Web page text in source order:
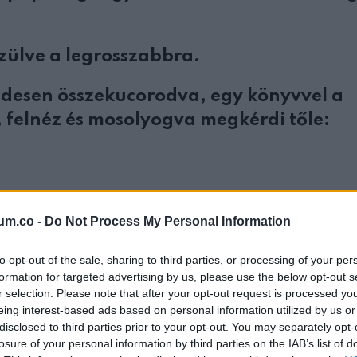
- Do Not Process My Personal Information
opt-out of the sale, sharing to third parties, or processing of your
for targeted advertising by us, please use the below opt-out
selection. Please note that after your opt-out request is processed
interest-based ads based on personal information utilized by us
to third parties prior to your opt-out. You may separately
of your personal information by third parties on the IAB’s list of
a legrosszabbra.
összekucorodva, egy könyvvel a
és mosolyogva megkérdi tőle:
munkából, meg szoktad kérdezni